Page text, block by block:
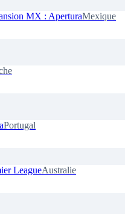
MX : AperturaMexique
Portugal
LeagueAustralie